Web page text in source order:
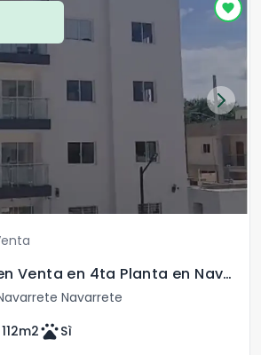
Apartamento en Venta en 4ta Planta en Navarrete
Navarrete
112m2petsSì